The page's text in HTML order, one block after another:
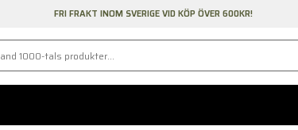
FRI FRAKT INOM SVERIGE VID KÖP ÖVER 600KR!